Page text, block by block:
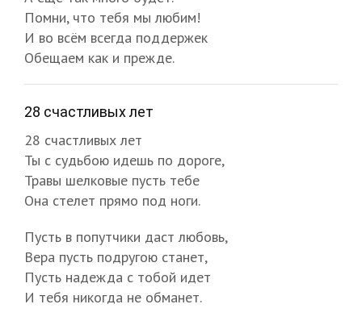
Помни, что тебя мы любим!
И во всём всегда поддержек
Обещаем как и прежде.
28 счастливых лет
28 счастливых лет
Ты с судьбою идешь по дороге,
Травы шелковые пусть тебе
Она стелет прямо под ноги.
Пусть в попутчики даст любовь,
Вера пусть подругою станет,
Пусть надежда с тобой идет
И тебя никогда не обманет.